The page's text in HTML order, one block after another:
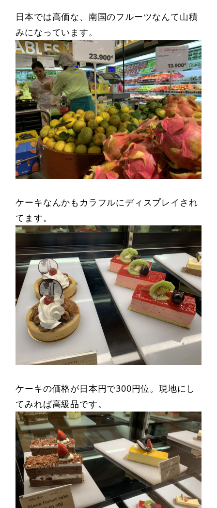
日本では高価な、南国のフルーツなんて山積
みになっています。
ケーキなんかもカラフルにディスプレイされ
てます。
ケーキの価格が日本円で300円位。現地にし
てみれば高級品です。